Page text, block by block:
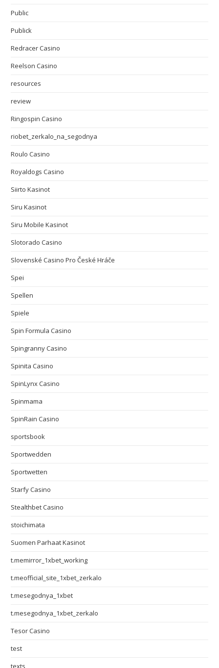
Public
Publick
Redracer Casino
Reelson Casino
resources
review
Ringospin Casino
riobet_zerkalo_na_segodnya
Roulo Casino
Royaldogs Casino
Siirto Kasinot
Siru Kasinot
Siru Mobile Kasinot
Slotorado Casino
Slovenské Casino Pro České Hráče
Spei
Spellen
Spiele
Spin Formula Casino
Spingranny Casino
Spinita Casino
SpinLynx Casino
Spinmama
SpinRain Casino
sportsbook
Sportwedden
Sportwetten
Starfy Casino
Stealthbet Casino
stoichimata
Suomen Parhaat Kasinot
t.memirror_1xbet_working
t.meofficial_site_1xbet_zerkalo
t.mesegodnya_1xbet
t.mesegodnya_1xbet_zerkalo
Tesor Casino
test
texts